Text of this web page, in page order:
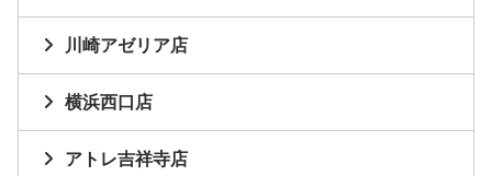
川崎アゼリア店
横浜西口店
アトレ吉祥寺店